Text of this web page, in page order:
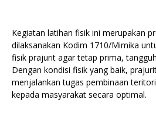
Kegiatan latihan fisik ini merupakan
dilaksanakan Kodim 1710/Mimika
fisik prajurit agar tetap prima,
Dengan kondisi fisik yang baik,
menjalankan tugas pembinaan
kepada masyarakat secara optimal.